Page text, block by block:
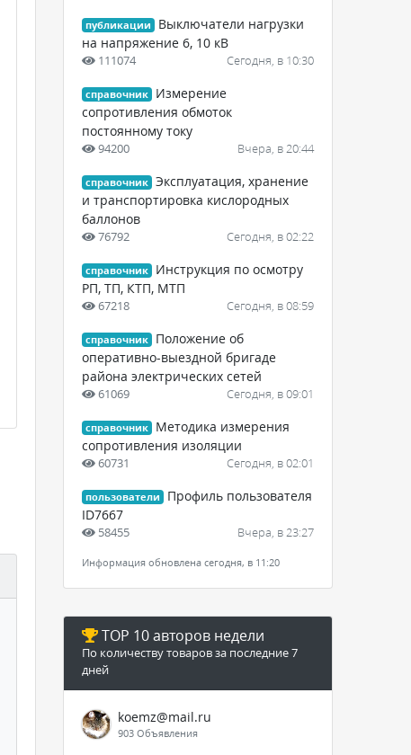
публикации
Выключатели нагрузки
на напряжение 6, 10 кВ
111074 Сегодня, в 10:30
справочник
Измерение
сопротивления обмоток
постоянному току
94200 Вчера, в 20:44
справочник Эксплуатация, хранение
и транспортировка кислородных
баллонов
76792 Сегодня, в 02:22
справочник
Инструкция по осмотру
РП, ТП, КТП, МТП
67218 Сегодня, в 08:59
справочник
Положение об
оперативно-выездной бригаде
района электрических сетей
61069 Сегодня, в 09:01
справочник
Методика измерения
сопротивления изоляции
60731 Сегодня, в 02:01
пользователи
Профиль пользователя
ID7667
58455 Вчера, в 23:27
Информация обновлена сегодня, в 11:20
TOP 10 авторов недели
По количеству товаров за последние 7
дней
koemz@mail.ru
903 Объявления